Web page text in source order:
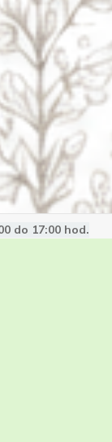
do 17:00 hod.